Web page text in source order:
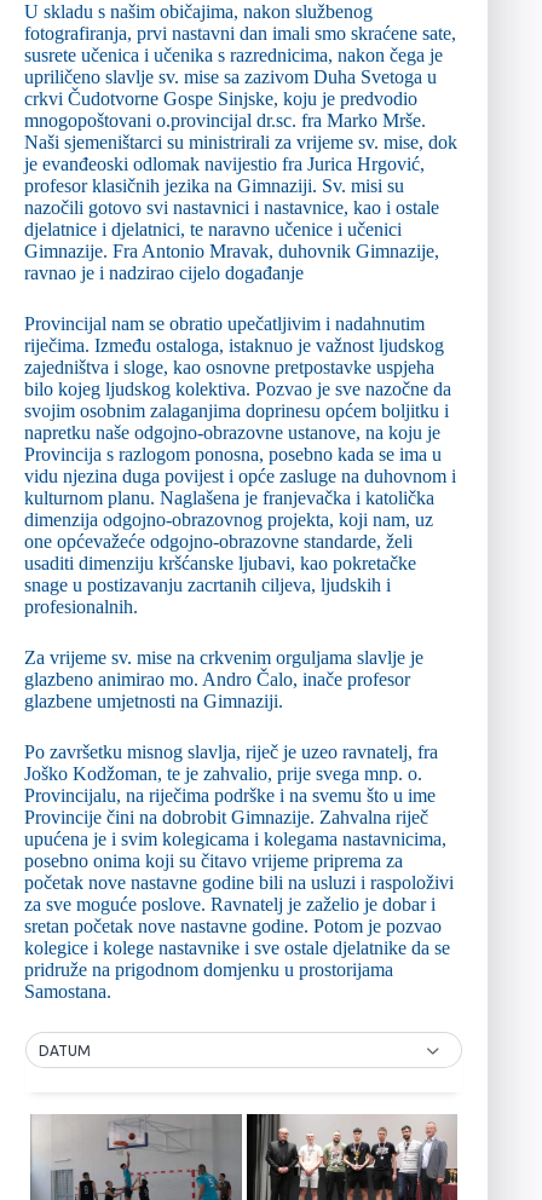
U skladu s našim običajima, nakon službenog
fotografiranja, prvi nastavni dan imali smo skraćene sate,
susrete učenica i učenika s razrednicima, nakon čega je
upriličeno slavlje sv. mise sa zazivom Duha Svetoga u
crkvi Čudotvorne Gospe Sinjske, koju je predvodio
mnogopoštovani o.provincijal dr.sc. fra Marko Mrše.
Naši sjemeništarci su ministrirali za vrijeme sv. mise, dok
je evanđeoski odlomak navijestio fra Jurica Hrgović,
profesor klasičnih jezika na Gimnaziji. Sv. misi su
nazočili gotovo svi nastavnici i nastavnice, kao i ostale
djelatnice i djelatnici, te naravno učenice i učenici
Gimnazije. Fra Antonio Mravak, duhovnik Gimnazije,
ravnao je i nadzirao cijelo događanje
Provincijal nam se obratio upečatljivim i nadahnutim
riječima. Između ostaloga, istaknuo je važnost ljudskog
zajedništva i sloge, kao osnovne pretpostavke uspjeha
bilo kojeg ljudskog kolektiva. Pozvao je sve nazočne da
svojim osobnim zalaganjima doprinesu općem boljitku i
napretku naše odgojno-obrazovne ustanove, na koju je
Provincija s razlogom ponosna, posebno kada se ima u
vidu njezina duga povijest i opće zasluge na duhovnom i
kulturnom planu. Naglašena je franjevačka i katolička
dimenzija odgojno-obrazovnog projekta, koji nam, uz
one općevažeće odgojno-obrazovne standarde, želi
usaditi dimenziju kršćanske ljubavi, kao pokretačke
snage u postizavanju zacrtanih ciljeva, ljudskih i
profesionalnih.
Za vrijeme sv. mise na crkvenim orguljama slavlje je
glazbeno animirao mo. Andro Čalo, inače profesor
glazbene umjetnosti na Gimnaziji.
Po završetku misnog slavlja, riječ je uzeo ravnatelj, fra
Joško Kodžoman, te je zahvalio, prije svega mnp. o.
Provincijalu, na riječima podrške i na svemu što u ime
Provincije čini na dobrobit Gimnazije. Zahvalna riječ
upućena je i svim kolegicama i kolegama nastavnicima,
posebno onima koji su čitavo vrijeme priprema za
početak nove nastavne godine bili na usluzi i raspoloživi
za sve moguće poslove. Ravnatelj je zaželio je dobar i
sretan početak nove nastavne godine. Potom je pozvao
kolegice i kolege nastavnike i sve ostale djelatnike da se
pridruže na prigodnom domjenku u prostorijama
Samostana.
DATUM